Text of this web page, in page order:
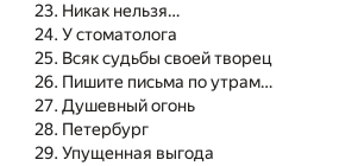
Никак нельзя…
У стоматолога
Всяк судьбы своей творец
Пишите письма по утрам…
Душевный огонь
Петербург
Упущенная выгода